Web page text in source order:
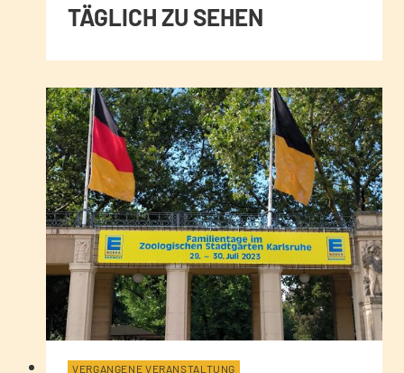
TÄGLICH ZU SEHEN
VERGANGENE VERANSTALTUNG